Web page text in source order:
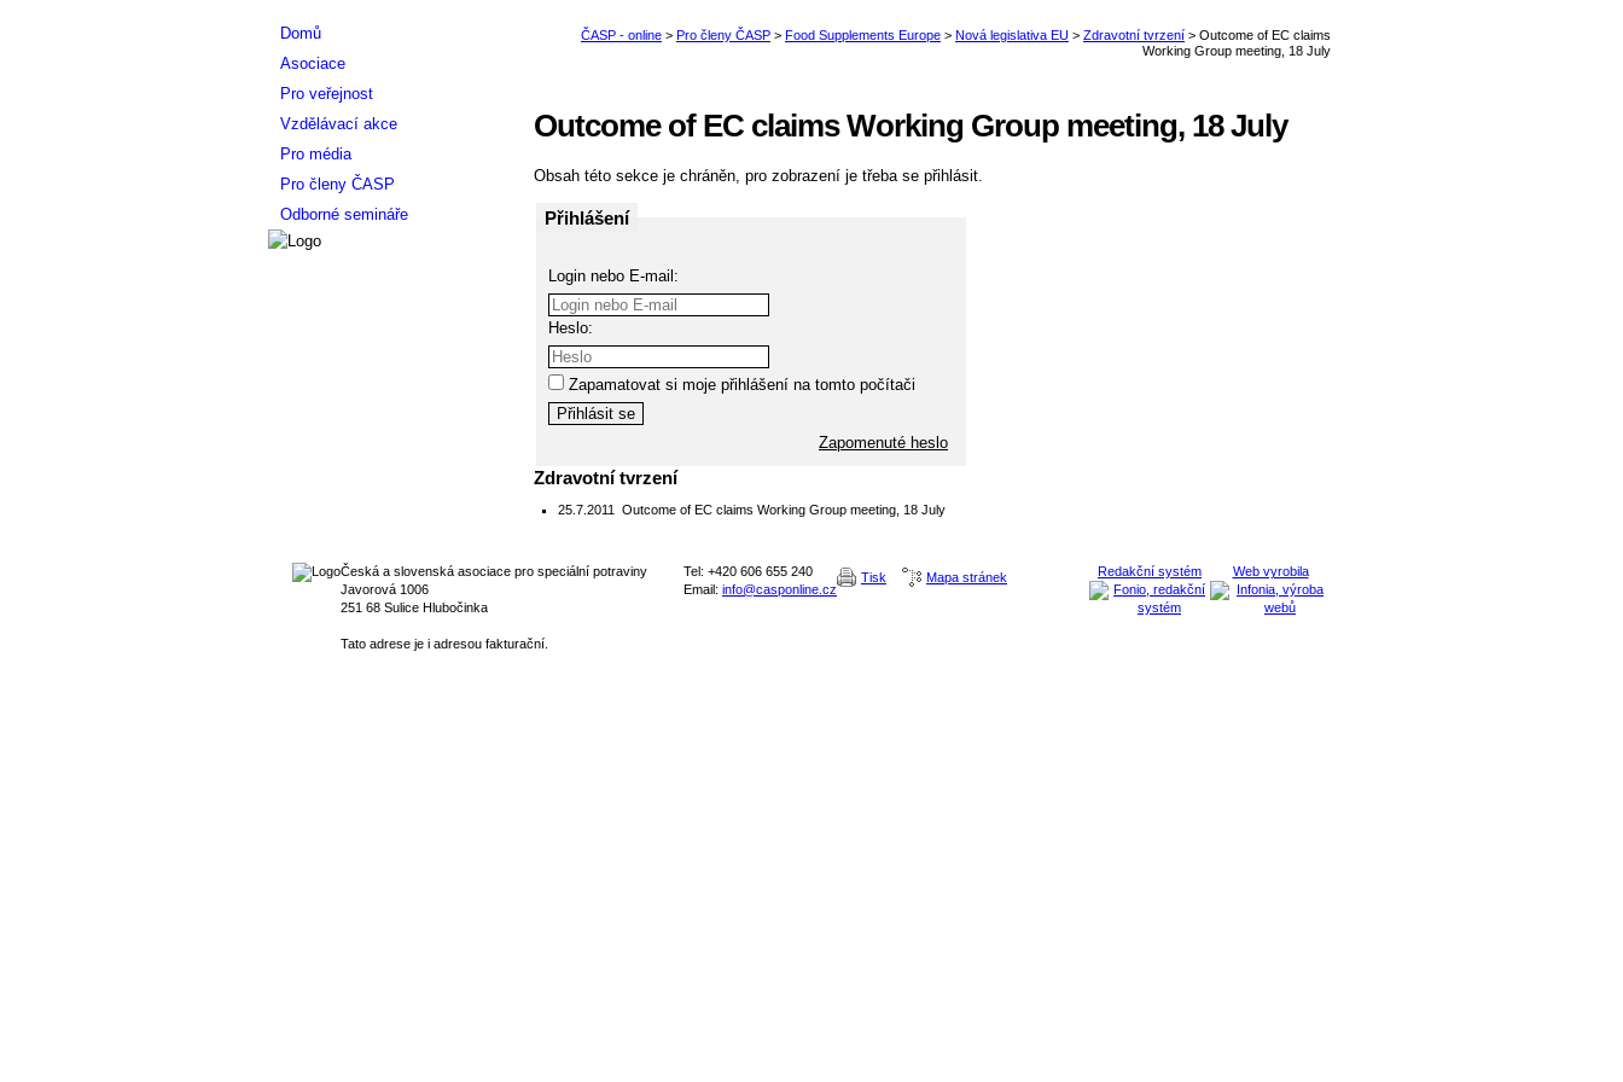
Outcome of EC claims Working Group meeting, 18 July
Obsah této sekce je chráněn, pro zobrazení je třeba se přihlásit.
Přihlášení
Login nebo E-mail:
Heslo:
Zapamatovat si moje přihlášení na tomto počítači
Zapomenuté heslo
Zdravotní tvrzení
25.7.2011 Outcome of EC claims Working Group meeting, 18 July
Domů
Asociace
Pro veřejnost
Vzdělávací akce
Pro média
Pro členy ČASP
Odborné semináře
Redakční systém Web vyrobila
Česká a slovenská asociace pro speciální potraviny
Javorová 1006
251 68 Sulice Hlubočinka
Tato adrese je i adresou fakturační.
Tel: +420 606 655 240
Email: info@casponline.cz
Tisk Mapa stránek